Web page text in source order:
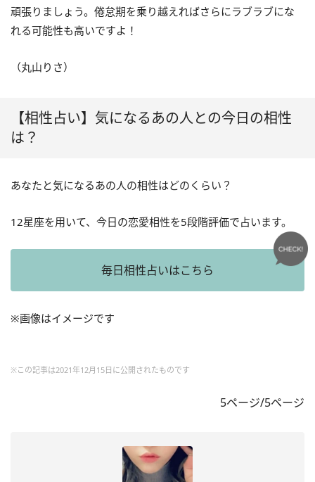
頑張りましょう。倦怠期を乗り越えればさらにラブラブにな
れる可能性も高いですよ！
（丸山りさ）
【相性占い】気になるあの人との今日の相性
は？
あなたと気になるあの人の相性はどのくらい？
12星座を用いて、今日の恋愛相性を5段階評価で占います。
毎日相性占いはこちら
※画像はイメージです
※この記事は2021年12月15日に公開されたものです
5ページ/5ページ